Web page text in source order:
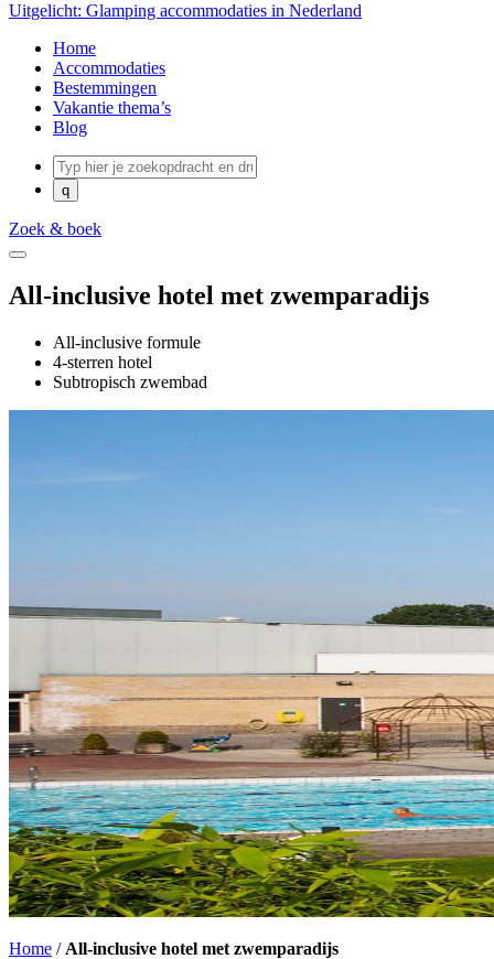
Uitgelicht: Glamping accommodaties in Nederland
Home
Accommodaties
Bestemmingen
Vakantie thema’s
Blog
Zoek & boek
All-inclusive hotel met zwemparadijs
All-inclusive formule
4-sterren hotel
Subtropisch zwembad
Home / All-inclusive hotel met zwemparadijs